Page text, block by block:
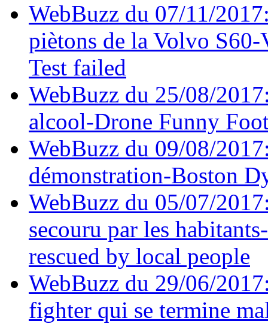
WebBuzz du 07/11/
piètons de la Volvo
Test failed
WebBuzz du 25/08/
alcool-Drone Funny
WebBuzz du 09/08/
démonstration-Boston
WebBuzz du 05/07/
secouru par les
rescued by local people
WebBuzz du 29/06/
fighter qui se termine